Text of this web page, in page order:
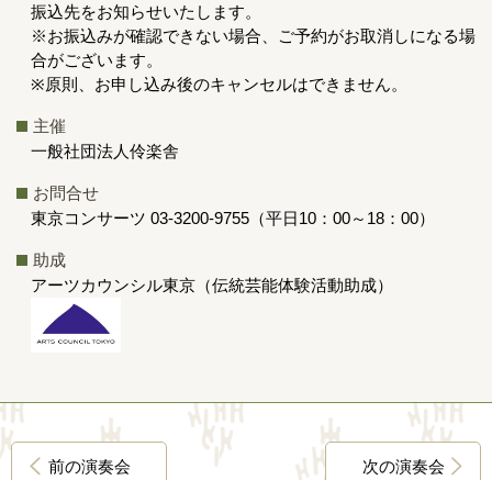
振込先をお知らせいたします。
※お振込みが確認できない場合、ご予約がお取消しになる場
合がございます。
※原則、お申し込み後のキャンセルはできません。
主催
一般社団法人伶楽舎
お問合せ
東京コンサーツ 03-3200-9755（平日10：00～18：00）
助成
アーツカウンシル東京（伝統芸能体験活動助成）
前の演奏会 次の演奏会